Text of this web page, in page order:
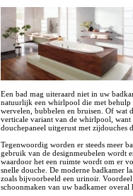
Een bad mag uiteraard niet in uw
natuurlijk een whirlpool die met behulp
wervelen, bubbelen en bruisen. Of wat
verticale variant van de whirlpool, want
douchepaneel uitgerust met zijdouches
Tegenwoordig worden er steeds meer
gebruik van de designmeubelen wordt
waardoor het een ruimte wordt om er
snelle douche. De moderne badkamer
zoals bijvoorbeeld een urinoir.
schoonmaken van uw badkamer overal